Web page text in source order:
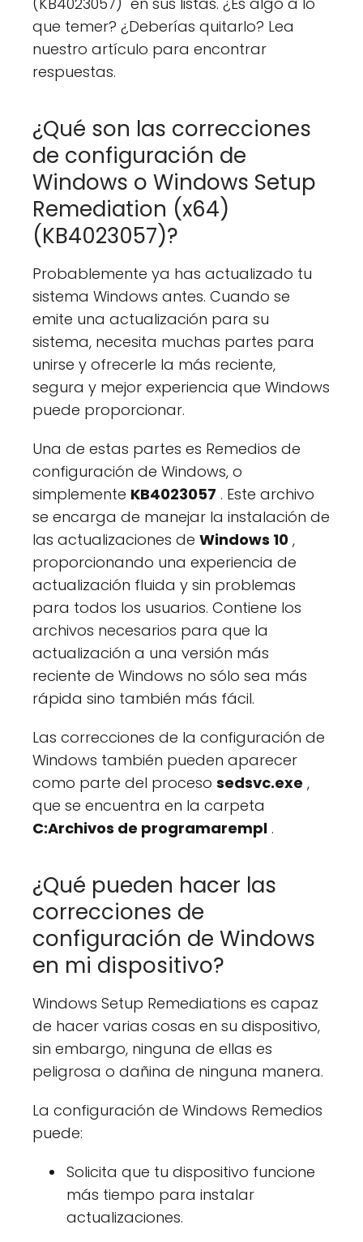
que temer? ¿Deberías quitarlo? Lea
nuestro artículo para encontrar
respuestas.
¿Qué son las correcciones
de configuración de
Windows o Windows Setup
Remediation (x64)
(KB4023057)?
Probablemente ya has actualizado tu
sistema Windows antes. Cuando se
emite una actualización para su
sistema, necesita muchas partes para
unirse y ofrecerle la más reciente,
segura y mejor experiencia que Windows
puede proporcionar.
Una de estas partes es Remedios de
configuración de Windows, o
simplemente KB4023057 . Este archivo
se encarga de manejar la instalación de
las actualizaciones de Windows 10 ,
proporcionando una experiencia de
actualización fluida y sin problemas
para todos los usuarios. Contiene los
archivos necesarios para que la
actualización a una versión más
reciente de Windows no sólo sea más
rápida sino también más fácil.
Las correcciones de la configuración de
Windows también pueden aparecer
como parte del proceso sedsvc.exe ,
que se encuentra en la carpeta
C:Archivos de programarempl .
¿Qué pueden hacer las
correcciones de
configuración de Windows
en mi dispositivo?
Windows Setup Remediations es capaz
de hacer varias cosas en su dispositivo,
sin embargo, ninguna de ellas es
peligrosa o dañina de ninguna manera.
La configuración de Windows Remedios
puede:
Solicita que tu dispositivo funcione
más tiempo para instalar
actualizaciones.